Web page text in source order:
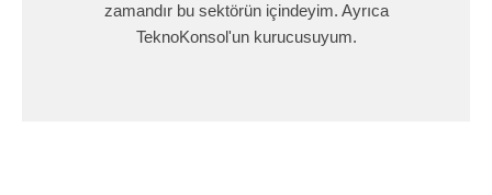
zamandır bu sektörün içindeyim. Ayrıca
TeknoKonsol'un kurucusuyum.